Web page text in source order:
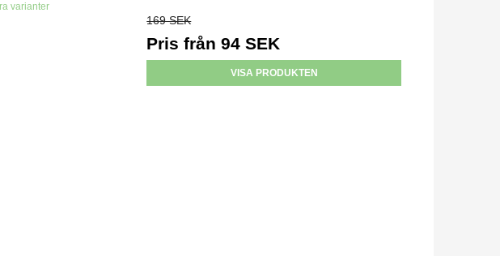
varianter
169 SEK
Pris från94 SEK
VISA PRODUKTEN